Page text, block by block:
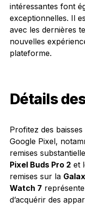
intéressantes font
exceptionnelles. Il
avec les dernières
nouvelles
plateforme.
Détails
Profitez des
Google Pixel,
remises
Pixel Buds Pro 2 et
remises sur la
Watch 7
d’acquérir des